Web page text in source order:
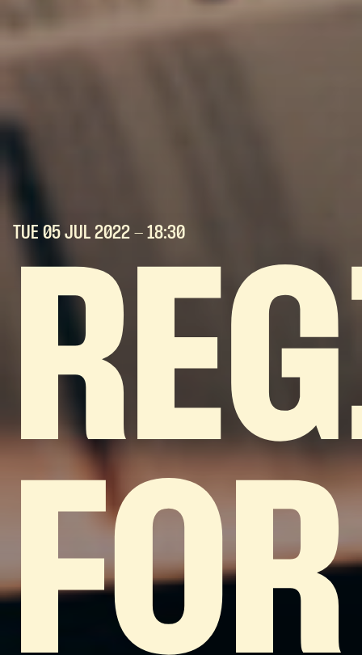
TUE 05 JUL 2022 - 18:30
FOR